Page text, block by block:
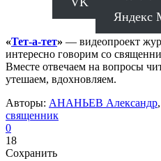
Яндекс
«Тет-а-тет» — видеопроект
интересно говорим со
Вместе отвечаем на вопросы
утешаем, вдохновляем.
Авторы: АНАНЬЕВ Александр,
священник
0
18
Сохранить